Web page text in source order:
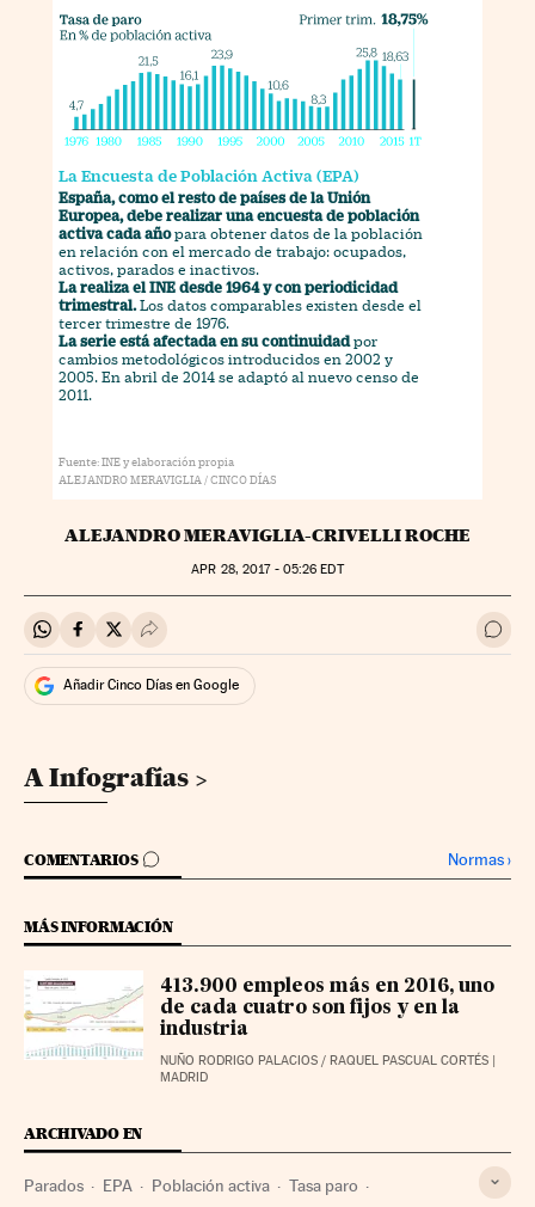
ALEJANDRO MERAVIGLIA-CRIVELLI ROCHE
APR 28, 2017 - 05:26 EDT
Compartir en Whatsapp
Compartir en Facebook
Compartir en Twitter
Desplegar Redes Sociales Ir a
Añadir Cinco Días en Google
A Infografías
COMENTARIOS
IR A LOS COMENTARIOS Normas›
MÁS INFORMACIÓN
413.900 empleos más en 2016, uno
de cada cuatro son fijos y en la
industria
NUÑO RODRIGO PALACIOS / RAQUEL PASCUAL CORTÉS |
MADRID
ARCHIVADO EN
Parados EPA Población activa Tasa paro